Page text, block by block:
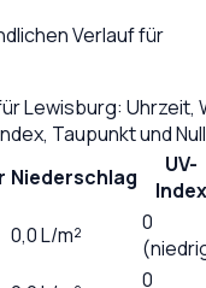
Verlauf für
Lewisburg: Uhrzeit,
Taupunkt und
Niederschlag
UV-
Index
0,0L/m²
0
0